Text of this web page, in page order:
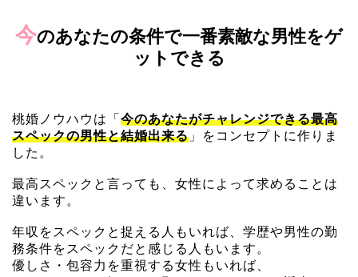
今のあなたの条件で一番素敵な男性をゲ
ットできる
桃婚ノウハウは「 今のあなたがチャレンジできる最高
スペックの男性と結婚出来る 」をコンセプトに作りま
した。
最高スペックと言っても、女性によって求めることは
違います。
年収をスペックと捉える人もいれば、学歴や男性の勤
務条件をスペックだと感じる人もいます。
優しさ・包容力を重視する女性もいれば、